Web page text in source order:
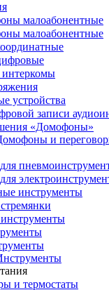
малоабонентные
малоабонентные
устройства
записи
«Домофоны»
и
инструменты
и термостаты